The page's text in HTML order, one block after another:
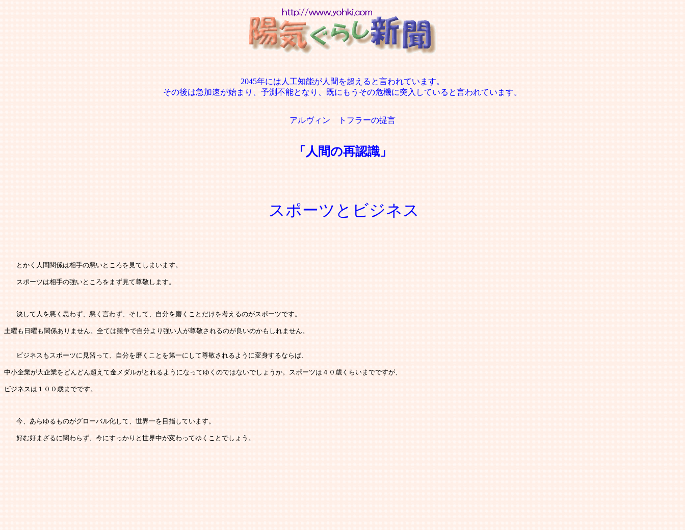
2045年には人工知能が人間を超えると言われています。
その後は急加速が始まり、予測不能となり、既にもうその危機に突入していると言われています。
アルヴィン トフラーの提言
「人間の再認識」
スポーツとビジネス
とかく人間関係は相手の悪いところを見てしまいます。
スポーツは相手の強いところをまず見て尊敬します。
決して人を悪く思わず、悪く言わず、そして、自分を磨くことだけを考えるのがスポーツです。
土曜も日曜も関係ありません。全ては競争で自分より強い人が尊敬されるのが良いのかもしれません。
ビジネスもスポーツに見習って、自分を磨くことを第一にして尊敬されるように変身するならば、
中小企業が大企業をどんどん超えて金メダルがとれるようになってゆくのではないでしょうか。スポーツは４０歳くらいまでですが、
ビジネスは１００歳までです。
今、あらゆるものがグローバル化して、世界一を目指しています。
好む好まざるに関わらず、今にすっかりと世界中が変わってゆくことでしょう。